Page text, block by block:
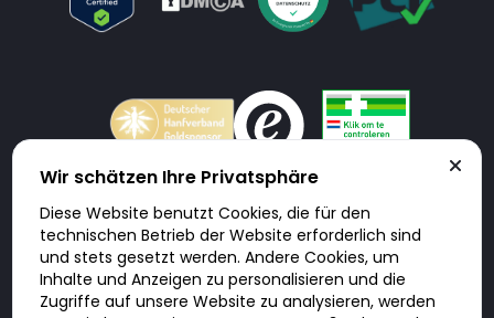
Doktorabc.com ist eine Vermittlungsplattform. Doktorabc ist ausdrücklich
keine Internetapotheke. Doktorabc bietet keine Medikamente oder
sonstige Produkte an oder liefert diese. Jegliche Informationen zu
Produkten, Medikamenten und Preisen auf der Internetseite beinhalten
kein Angebot von Doktorabc an Sie. Für die Einhaltung der in Ihrem Land
geltenden Gesetze und sonstigen Rechtsvorschriften sind Sie als Nutzer
selbst verantwortlich. Die Nutzung unseres Services auf Doktorabc durch
Wir schätzen Ihre Privatsphäre
Diese Website benutzt Cookies, die für den
technischen Betrieb der Website erforderlich sind
und stets gesetzt werden. Andere Cookies, um
Inhalte und Anzeigen zu personalisieren und die
Zugriffe auf unsere Website zu analysieren, werden